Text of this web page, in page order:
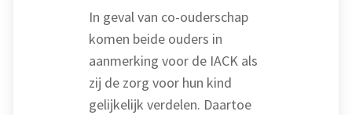
In geval van co-ouderschap
komen beide ouders in
aanmerking voor de IACK als
zij de zorg voor hun kind
gelijkelijk verdelen. Daartoe